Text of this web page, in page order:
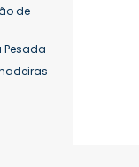
de
Pesada